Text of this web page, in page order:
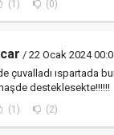
(1) (0)
/ 22 Ocak 2024
çuvalladı ıspartada
desteklesekte!!!!!!
(1) (2)